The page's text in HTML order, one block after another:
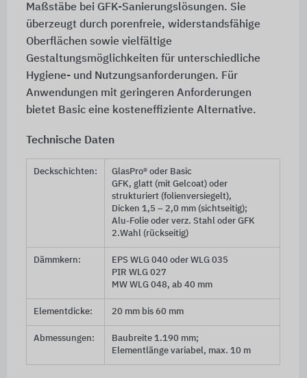
Maßstäbe bei GFK-Sanierungslösungen. Sie
überzeugt durch porenfreie, widerstandsfähige
Oberflächen sowie vielfältige
Gestaltungsmöglichkeiten für unterschiedliche
Hygiene- und Nutzungsanforderungen. Für
Anwendungen mit geringeren Anforderungen
bietet Basic eine kosteneffiziente Alternative.
Technische Daten
Deckschichten:
GlasPro® oder Basic
GFK, glatt (mit Gelcoat) oder
strukturiert (folienversiegelt),
Dicken 1,5 – 2,0 mm (sichtseitig);
Alu-Folie oder verz. Stahl oder GFK
2.Wahl (rückseitig)
Dämmkern:
EPS WLG 040 oder WLG 035
PIR WLG 027
MW WLG 048, ab 40 mm
Elementdicke: 20 mm bis 60 mm
Abmessungen:
Baubreite 1.190 mm;
Elementlänge variabel, max. 10 m